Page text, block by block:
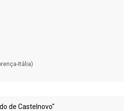
Itália)
de Castelnovo"